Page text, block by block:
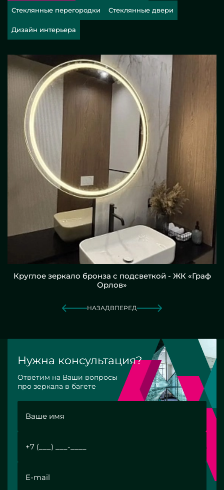
Стеклянные перегородки Стеклянные двери
Дизайн интерьера
Круглое зеркало бронза с подсветкой - ЖК «Граф
Орлов»
НАЗАДВПЕРЕД
Нужна консультация?
Ответим на Ваши вопросы
про зеркала в багете